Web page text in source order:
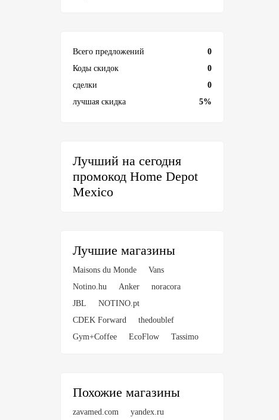
Всего предложений
0
Коды скидок
0
сделки
0
лучшая скидка
5%
Лучший на сегодня
промокод Home Depot
Mexico
Лучшие магазины
Maisons du Monde
Vans
Notino.hu
Anker
noracora
JBL
NOTINO.pt
CDEK Forward
thedoublef
Gym+Coffee
EcoFlow Tassimo
Похожие магазины
zavamed.com
yandex.ru